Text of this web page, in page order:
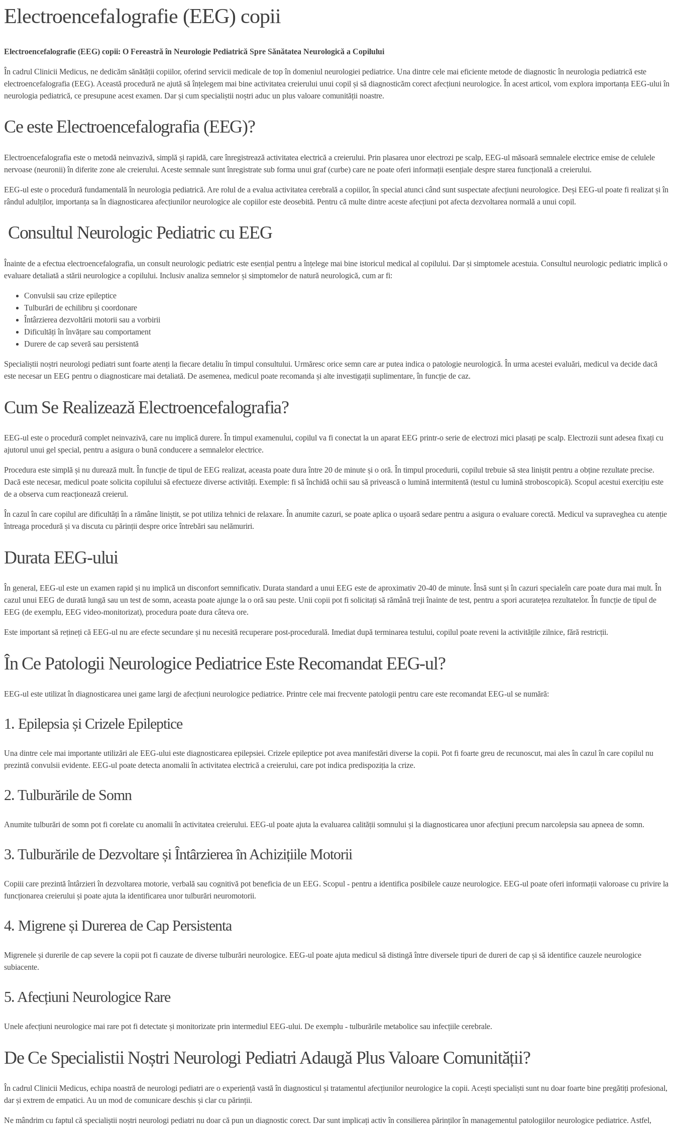
Electroencefalografie (EEG) copii
Electroencefalografie (EEG) copii: O Fereastră în Neurologie Pediatrică Spre Sănătatea Neurologică a Copilului
În cadrul Clinicii Medicus, ne dedicăm sănătății copiilor, oferind servicii medicale de top în domeniul neurologiei pediatrice. Una dintre cele mai eficiente metode de diagnostic în neurologia pediatrică este
electroencefalografia (EEG). Această procedură ne ajută să înțelegem mai bine activitatea creierului unui copil și să diagnosticăm corect afecțiuni neurologice. În acest articol, vom explora importanța EEG-ului în
neurologia pediatrică, ce presupune acest examen. Dar și cum specialiștii noștri aduc un plus valoare comunității noastre.
Ce este Electroencefalografia (EEG)?
Electroencefalografia este o metodă neinvazivă, simplă și rapidă, care înregistrează activitatea electrică a creierului. Prin plasarea unor electrozi pe scalp, EEG-ul măsoară semnalele electrice emise de celulele
nervoase (neuronii) în diferite zone ale creierului. Aceste semnale sunt înregistrate sub forma unui graf (curbe) care ne poate oferi informații esențiale despre starea funcțională a creierului.
EEG-ul este o procedură fundamentală în neurologia pediatrică. Are rolul de a evalua activitatea cerebrală a copiilor, în special atunci când sunt suspectate afecțiuni neurologice. Deși EEG-ul poate fi realizat și în
rândul adulților, importanța sa în diagnosticarea afecțiunilor neurologice ale copiilor este deosebită. Pentru că multe dintre aceste afecțiuni pot afecta dezvoltarea normală a unui copil.
Consultul Neurologic Pediatric cu EEG
Înainte de a efectua electroencefalografia, un consult neurologic pediatric este esențial pentru a înțelege mai bine istoricul medical al copilului. Dar și simptomele acestuia. Consultul neurologic pediatric implică o
evaluare detaliată a stării neurologice a copilului. Inclusiv analiza semnelor și simptomelor de natură neurologică, cum ar fi:
Convulsii sau crize epileptice
Tulburări de echilibru și coordonare
Întârzierea dezvoltării motorii sau a vorbirii
Dificultăți în învățare sau comportament
Durere de cap severă sau persistentă
Specialiștii noștri neurologi pediatri sunt foarte atenți la fiecare detaliu în timpul consultului. Urmăresc orice semn care ar putea indica o patologie neurologică. În urma acestei evaluări, medicul va decide dacă
este necesar un EEG pentru o diagnosticare mai detaliată. De asemenea, medicul poate recomanda și alte investigații suplimentare, în funcție de caz.
Cum Se Realizează Electroencefalografia?
EEG-ul este o procedură complet neinvazivă, care nu implică durere. În timpul examenului, copilul va fi conectat la un aparat EEG printr-o serie de electrozi mici plasați pe scalp. Electrozii sunt adesea fixați cu
ajutorul unui gel special, pentru a asigura o bună conducere a semnalelor electrice.
Procedura este simplă și nu durează mult. În funcție de tipul de EEG realizat, aceasta poate dura între 20 de minute și o oră. În timpul procedurii, copilul trebuie să stea liniștit pentru a obține rezultate precise.
Dacă este necesar, medicul poate solicita copilului să efectueze diverse activități. Exemple: fi să închidă ochii sau să privească o lumină intermitentă (testul cu lumină stroboscopică). Scopul acestui exercițiu este
de a observa cum reacționează creierul.
În cazul în care copilul are dificultăți în a rămâne liniștit, se pot utiliza tehnici de relaxare. În anumite cazuri, se poate aplica o ușoară sedare pentru a asigura o evaluare corectă. Medicul va supraveghea cu atenție
întreaga procedură și va discuta cu părinții despre orice întrebări sau nelămuriri.
Durata EEG-ului
În general, EEG-ul este un examen rapid și nu implică un disconfort semnificativ. Durata standard a unui EEG este de aproximativ 20-40 de minute. Însă sunt și în cazuri specialeîn care poate dura mai mult. În
cazul unui EEG de durată lungă sau un test de somn, aceasta poate ajunge la o oră sau peste. Unii copii pot fi solicitați să rămână treji înainte de test, pentru a spori acuratețea rezultatelor. În funcție de tipul de
EEG (de exemplu, EEG video-monitorizat), procedura poate dura câteva ore.
Este important să rețineți că EEG-ul nu are efecte secundare și nu necesită recuperare post-procedurală. Imediat după terminarea testului, copilul poate reveni la activitățile zilnice, fără restricții.
În Ce Patologii Neurologice Pediatrice Este Recomandat EEG-ul?
EEG-ul este utilizat în diagnosticarea unei game largi de afecțiuni neurologice pediatrice. Printre cele mai frecvente patologii pentru care este recomandat EEG-ul se numără:
1. Epilepsia și Crizele Epileptice
Una dintre cele mai importante utilizări ale EEG-ului este diagnosticarea epilepsiei. Crizele epileptice pot avea manifestări diverse la copii. Pot fi foarte greu de recunoscut, mai ales în cazul în care copilul nu
prezintă convulsii evidente. EEG-ul poate detecta anomalii în activitatea electrică a creierului, care pot indica predispoziția la crize.
2. Tulburările de Somn
Anumite tulburări de somn pot fi corelate cu anomalii în activitatea creierului. EEG-ul poate ajuta la evaluarea calității somnului și la diagnosticarea unor afecțiuni precum narcolepsia sau apneea de somn.
3. Tulburările de Dezvoltare și Întârzierea în Achizițiile Motorii
Copiii care prezintă întârzieri în dezvoltarea motorie, verbală sau cognitivă pot beneficia de un EEG. Scopul - pentru a identifica posibilele cauze neurologice. EEG-ul poate oferi informații valoroase cu privire la
funcționarea creierului și poate ajuta la identificarea unor tulburări neuromotorii.
4. Migrene și Durerea de Cap Persistenta
Migrenele și durerile de cap severe la copii pot fi cauzate de diverse tulburări neurologice. EEG-ul poate ajuta medicul să distingă între diversele tipuri de dureri de cap și să identifice cauzele neurologice
subiacente.
5. Afecțiuni Neurologice Rare
Unele afecțiuni neurologice mai rare pot fi detectate și monitorizate prin intermediul EEG-ului. De exemplu - tulburările metabolice sau infecțiile cerebrale.
De Ce Specialistii Noștri Neurologi Pediatri Adaugă Plus Valoare Comunității?
În cadrul Clinicii Medicus, echipa noastră de neurologi pediatri are o experiență vastă în diagnosticul și tratamentul afecțiunilor neurologice la copii. Acești specialiști sunt nu doar foarte bine pregătiți profesional,
dar și extrem de empatici. Au un mod de comunicare deschis și clar cu părinții.
Ne mândrim cu faptul că specialiștii noștri neurologi pediatri nu doar că pun un diagnostic corect. Dar sunt implicați activ în consilierea părinților în managementul patologiilor neurologice pediatrice. Astfel,